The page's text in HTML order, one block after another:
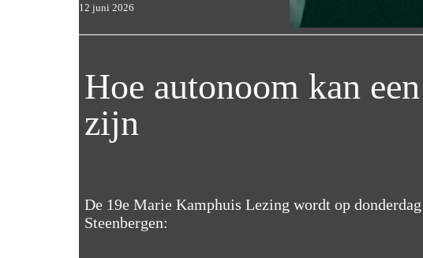
12 juni 2026
Hoe autonoom kan
zijn
De 19e Marie Kamphuis Lezing wordt op
Steenbergen: